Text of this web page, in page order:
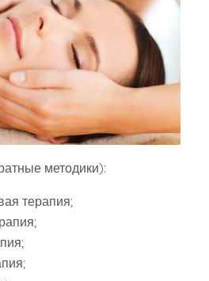
методики):
терапия;